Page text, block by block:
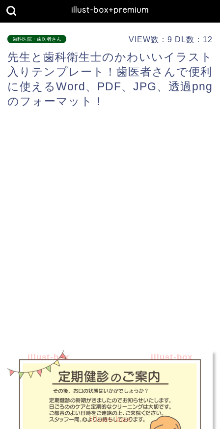
illust-box+premium
歯科医院・歯医者さん VIEW数：9 DL数：12
先生と歯科衛生士のかわいいイラスト
入りテンプレート！歯医者さんで便利
に使えるWord、PDF、JPG、透過png
のフォーマット！
illust-box
illust-box illust-box